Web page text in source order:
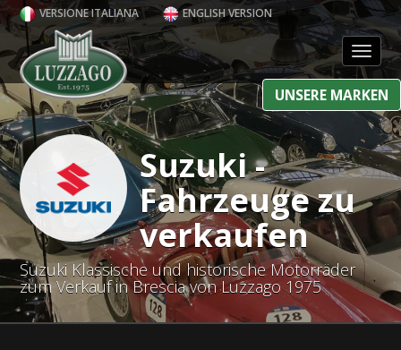
VERSIONE ITALIANA ENGLISH VERSION
UNSERE MARKEN
Suzuki -
Fahrzeuge zu
verkaufen
Suzuki Klassische und historische Motorräder
zum Verkauf in Brescia von Luzzago 1975